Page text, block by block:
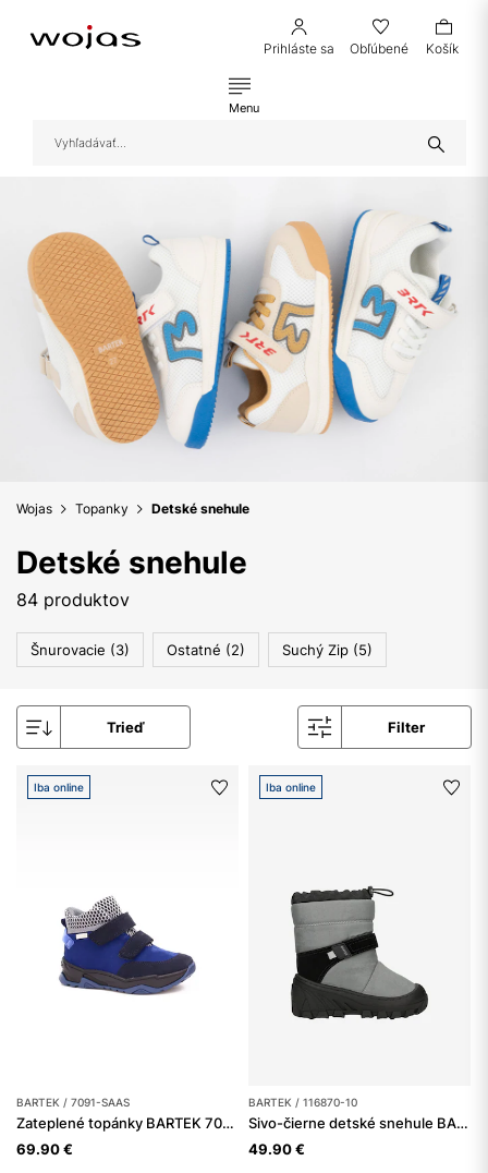
Prihláste sa Obľúbené Košík
Menu
Wojas Topanky Detské snehule
Detské snehule
84 produktov
Šnurovacie (3) Ostatné (2) Suchý Zip (5)
Trieď Filter
Iba online
BARTEK / 7091-SAAS
Zateplené topánky BARTEK 7091-SAAS, pre chlapcov, tmavomodro-čierne
69.90 €
Iba online
BARTEK / 116870-10
Sivo-čierne detské snehule BARTEK 116870-10
49.90 €